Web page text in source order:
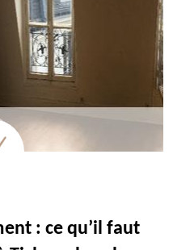
: ce qu’il faut